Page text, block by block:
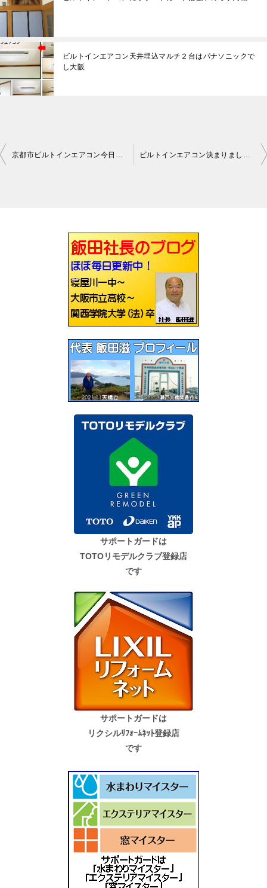
ビルトインエアコン天井埋込マルチ２台はパナソニックで
し大阪
ゲ
ー
シ
ョ
ン
京都市ビルトインエアコン今日から工事開始です ビルトインエアコン決まりました大阪吹田
サポートガードは
TOTOリモデルクラブ登録店
です
サポートガードは
リクシルﾘﾌｫｰﾑﾈｯﾄ登録店
です